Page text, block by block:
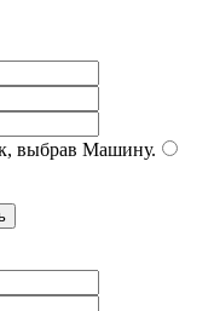
выбрав Машину.